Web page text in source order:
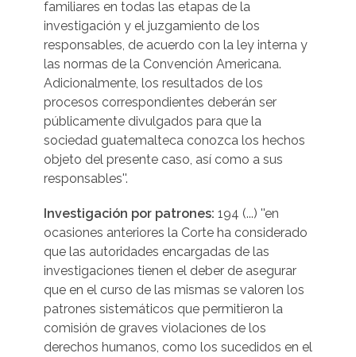
familiares en todas las etapas de la
investigación y el juzgamiento de los
responsables, de acuerdo con la ley interna y
las normas de la Convención Americana.
Adicionalmente, los resultados de los
procesos correspondientes deberán ser
públicamente divulgados para que la
sociedad guatemalteca conozca los hechos
objeto del presente caso, así como a sus
responsables''.
Investigación por patrones: 194 (...) ''en
ocasiones anteriores la Corte ha considerado
que las autoridades encargadas de las
investigaciones tienen el deber de asegurar
que en el curso de las mismas se valoren los
patrones sistemáticos que permitieron la
comisión de graves violaciones de los
derechos humanos, como los sucedidos en el